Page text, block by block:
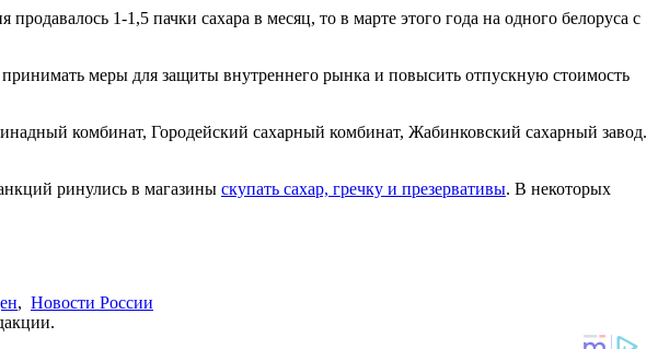
1-1,5 пачки сахара в месяц, то в марте этого года на одного белоруса с
меры для защиты внутреннего рынка и повысить отпускную стоимость
комбинат, Городейский сахарный комбинат, Жабинковский сахарный завод.
ринулись в магазины скупать сахар, гречку и презервативы. В некоторых
, Новости России